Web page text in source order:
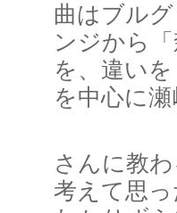
曲はブル
ンジから
を、違い
を中心に
さんに教
考えて思